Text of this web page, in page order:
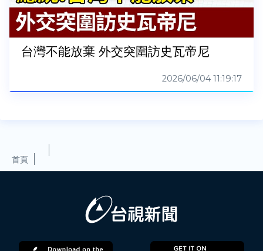
台灣不能放棄 外交突圍訪史瓦帝尼
2026/06/04 11:19:17
首頁